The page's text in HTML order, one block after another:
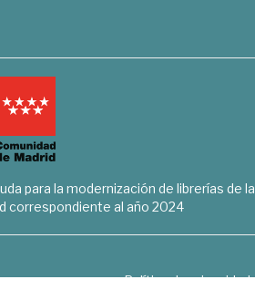
para la modernización de librerías de la
correspondiente al año 2024
Política de privacidad